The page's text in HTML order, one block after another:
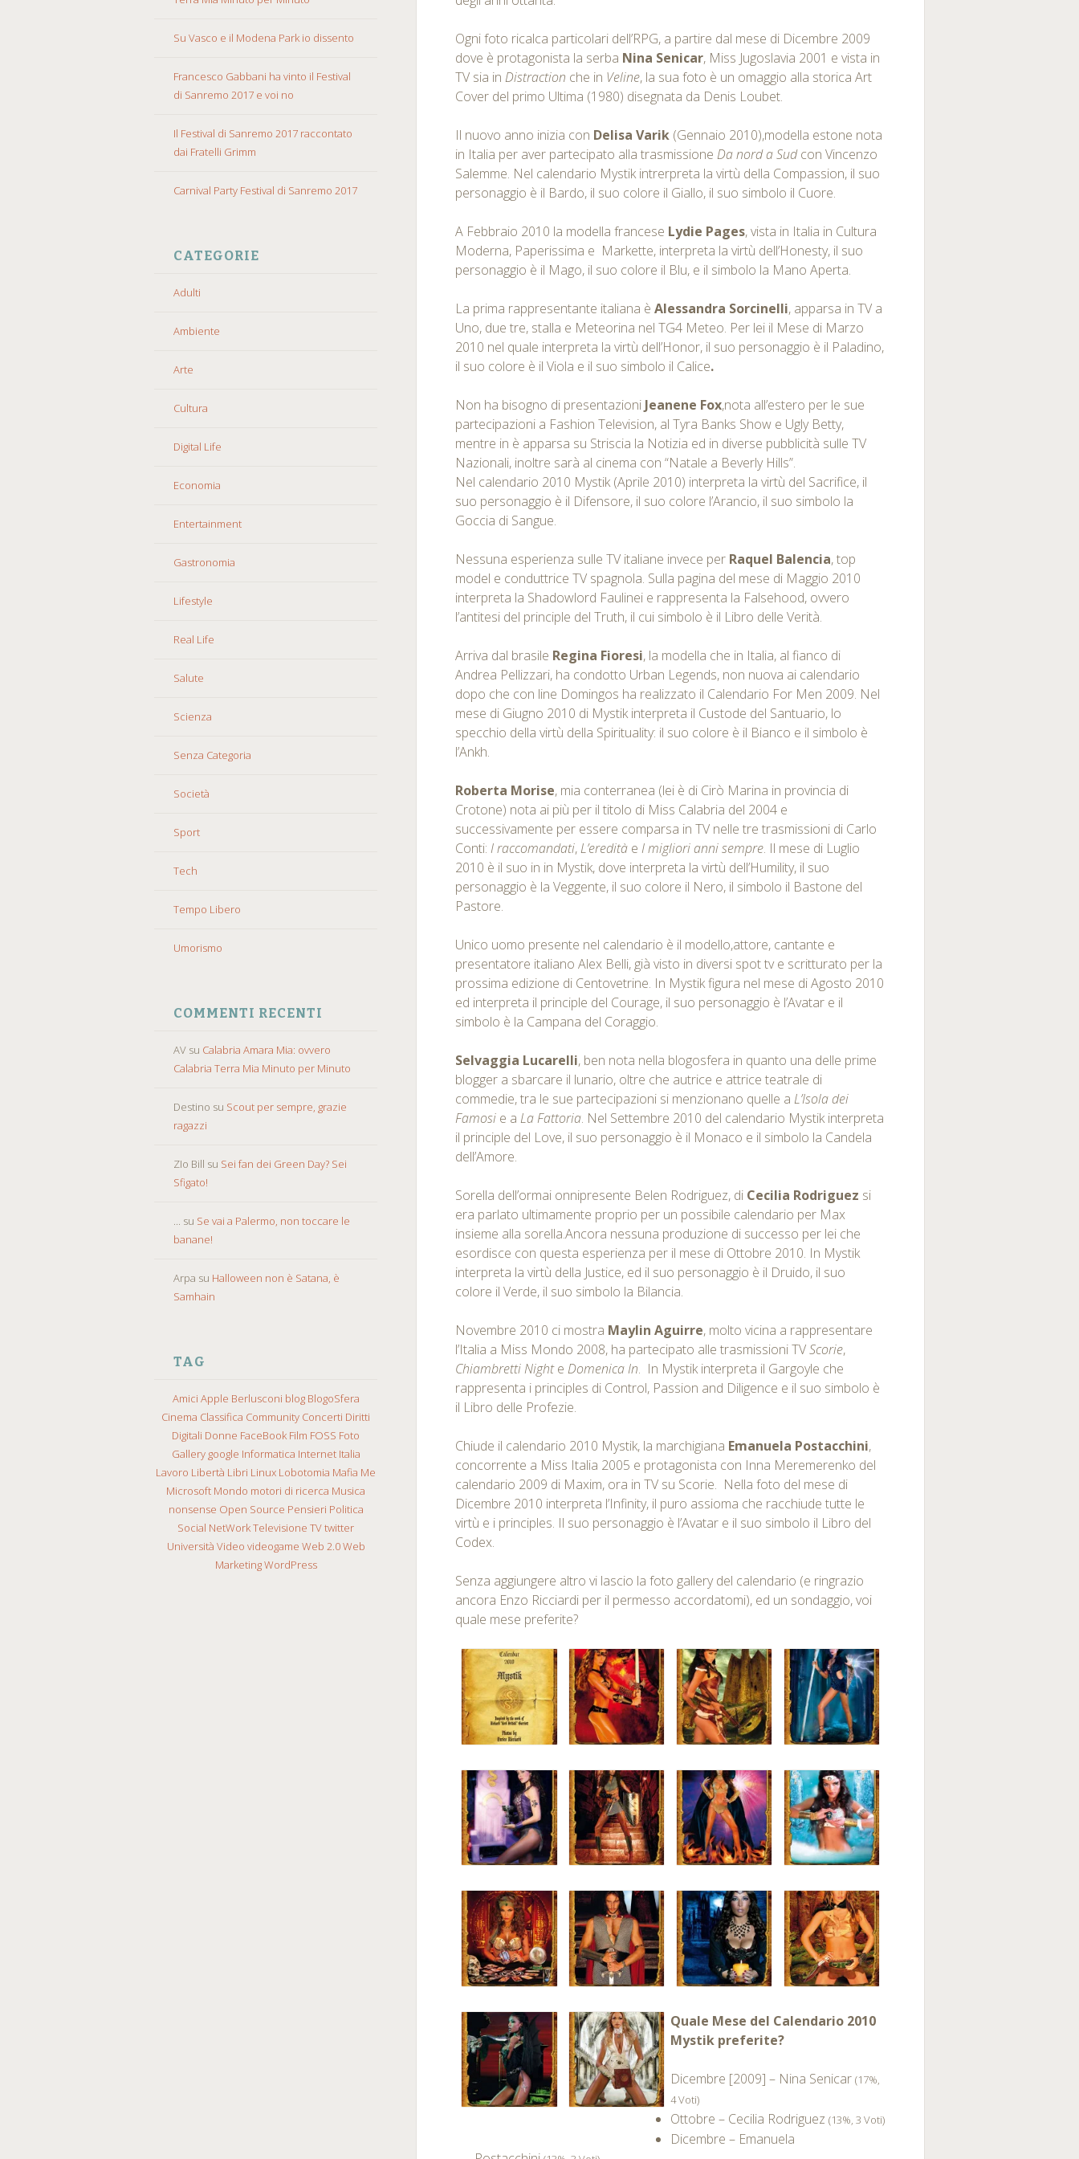
Su Vasco e il Modena Park io dissento
Francesco Gabbani ha vinto il Festival
di Sanremo 2017 e voi no
Il Festival di Sanremo 2017 raccontato
dai Fratelli Grimm
Carnival Party Festival di Sanremo 2017
CATEGORIE
Adulti
Ambiente
Arte
Cultura
Digital Life
Economia
Entertainment
Gastronomia
Lifestyle
Real Life
Salute
Scienza
Senza Categoria
Società
Sport
Tech
Tempo Libero
Umorismo
COMMENTI RECENTI
AV su Calabria Amara Mia: ovvero
Calabria Terra Mia Minuto per Minuto
Destino su Scout per sempre, grazie
ragazzi
ZIo Bill su Sei fan dei Green Day? Sei
Sfigato!
... su Se vai a Palermo, non toccare le
banane!
Arpa su Halloween non è Satana, è
Samhain
TAG
Amici Apple Berlusconi blog BlogoSfera
Cinema Classifica Community Concerti Diritti
Digitali Donne FaceBook Film FOSS Foto
Gallery google Informatica Internet Italia
Lavoro Libertà Libri Linux Lobotomia Mafia Me
Microsoft Mondo motori di ricerca Musica
nonsense Open Source Pensieri Politica
Social NetWorkTelevisione TVtwitter
Università Video videogame Web 2.0Web
MarketingWordPress
Ogni foto ricalca particolari dell’RPG, a partire dal mese di Dicembre 2009
dove è protagonista la serba Nina Senicar, Miss Jugoslavia 2001 e vista in
TV sia inDistraction che in Veline, la sua foto è un omaggio alla storica Art
Cover del primo Ultima (1980) disegnata da Denis Loubet.
Il nuovo anno inizia con Delisa Varik (Gennaio 2010),modella estone nota
in Italia per aver partecipato alla trasmissioneDa nord a Sudcon Vincenzo
Salemme. Nel calendario Mystik intrerpreta la virtù della Compassion, il suo
personaggio è il Bardo, il suo colore il Giallo, il suo simbolo il Cuore.
A Febbraio 2010 la modella francese Lydie Pages, vista in Italia in Cultura
Moderna, Paperissima e Markette, interpreta la virtù dell’Honesty, il suo
personaggio è il Mago, il suo colore il Blu, e il simbolo la Mano Aperta.
La prima rappresentante italiana èAlessandra Sorcinelli, apparsa in TV a
Uno, due tre, stalla e Meteorina nel TG4 Meteo. Per lei il Mese di Marzo
2010 nel quale interpreta la virtù dell’Honor, il suo personaggio è il Paladino,
il suo colore è il Viola e il suo simbolo il Calice.
Non ha bisogno di presentazioni Jeanene Fox,nota all’estero per le sue
partecipazioni a Fashion Television, al Tyra Banks Show e Ugly Betty,
mentre in è apparsa su Striscia la Notizia ed in diverse pubblicità sulle TV
Nazionali, inoltre sarà al cinema con “Natale a Beverly Hills”.
Nel calendario 2010 Mystik (Aprile 2010) interpreta la virtù del Sacrifice, il
suo personaggio è il Difensore, il suo colore l’Arancio, il suo simbolo la
Goccia di Sangue.
Nessuna esperienza sulle TV italiane invece per Raquel Balencia, top
model e conduttrice TV spagnola. Sulla pagina del mese di Maggio 2010
interpreta la Shadowlord Faulinei e rappresenta la Falsehood, ovvero
l’antitesi del principle del Truth, il cui simbolo è il Libro delle Verità.
Arriva dal brasile Regina Fioresi, la modella che in Italia, al fianco di
Andrea Pellizzari, ha condotto Urban Legends, non nuova ai calendario
dopo che con line Domingos ha realizzato il Calendario For Men 2009. Nel
mese di Giugno 2010 di Mystik interpreta il Custode del Santuario, lo
specchio della virtù della Spirituality: il suo colore è il Bianco e il simbolo è
l’Ankh.
Roberta Morise, mia conterranea (lei è di Cirò Marina in provincia di
Crotone) nota ai più per il titolo di Miss Calabria del 2004 e
successivamente per essere comparsa in TV nelle tre trasmissioni di Carlo
Conti:I raccomandati,L’eredità eI migliori anni sempre. Il mese di Luglio
2010 è il suo in in Mystik, dove interpreta la virtù dell’Humility, il suo
personaggio è la Veggente, il suo colore il Nero, il simbolo il Bastone del
Pastore.
Unico uomo presente nel calendario è il modello,attore, cantante e
presentatore italiano Alex Belli, già visto in diversi spot tv e scritturato per la
prossima edizione di Centovetrine. In Mystik figura nel mese di Agosto 2010
ed interpreta il principle del Courage, il suo personaggio è l’Avatar e il
simbolo è la Campana del Coraggio.
Selvaggia Lucarelli, ben nota nella blogosfera in quanto una delle prime
blogger a sbarcare il lunario, oltre che autrice e attrice teatrale di
commedie, tra le sue partecipazioni si menzionano quelle aL’Isola dei
Famosi e aLa Fattoria. Nel Settembre 2010 del calendario Mystik interpreta
il principle del Love, il suo personaggio è il Monaco e il simbolo la Candela
dell’Amore.
Sorella dell’ormai onnipresente Belen Rodriguez, di Cecilia Rodriguez si
era parlato ultimamente proprio per un possibile calendario per Max
insieme alla sorella.Ancora nessuna produzione di successo per lei che
esordisce con questa esperienza per il mese di Ottobre 2010. In Mystik
interpreta la virtù della Justice, ed il suo personaggio è il Druido, il suo
colore il Verde, il suo simbolo la Bilancia.
Novembre 2010 ci mostra Maylin Aguirre, molto vicina a rappresentare
l’Italia a Miss Mondo 2008, ha partecipato alle trasmissioni TVScorie,
Chiambretti NighteDomenica In. In Mystik interpreta il Gargoyle che
rappresenta i principles di Control, Passion and Diligence e il suo simbolo è
il Libro delle Profezie.
Chiude il calendario 2010 Mystik, la marchigiana Emanuela Postacchini,
concorrente a Miss Italia 2005 e protagonista con Inna Meremerenko del
calendario 2009 di Maxim, ora in TV su Scorie. Nella foto del mese di
Dicembre 2010 interpreta l’Infinity, il puro assioma che racchiude tutte le
virtù e i principles. Il suo personaggio è l’Avatar e il suo simbolo il Libro del
Codex.
Senza aggiungere altro vi lascio la foto gallery del calendario (e ringrazio
ancora Enzo Ricciardi per il permesso accordatomi), ed un sondaggio, voi
quale mese preferite?
Quale Mese del Calendario 2010
Mystik preferite?
Dicembre [2009] – Nina Senicar(17%,
4 Voti)
Ottobre – Cecilia Rodriguez(13%, 3 Voti)
Dicembre – Emanuela